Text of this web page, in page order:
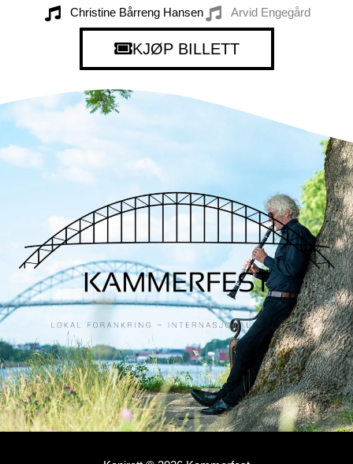
Christine Bårreng Hansen
Arvid Engegård
KJØP BILLETT